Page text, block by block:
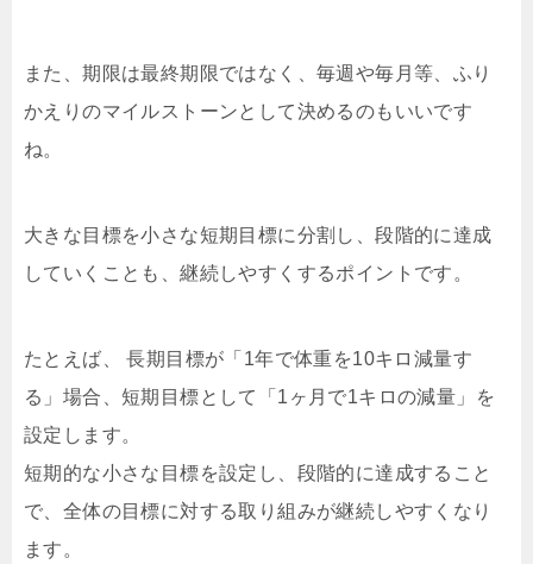
また、期限は最終期限ではなく、毎週や毎月等、ふり
かえりのマイルストーンとして決めるのもいいです
ね。
大きな目標を小さな短期目標に分割し、段階的に達成
していくことも、継続しやすくするポイントです。
たとえば、 長期目標が「1年で体重を10キロ減量す
る」場合、短期目標として「1ヶ月で1キロの減量」を
設定します。
短期的な小さな目標を設定し、段階的に達成すること
で、全体の目標に対する取り組みが継続しやすくなり
ます。